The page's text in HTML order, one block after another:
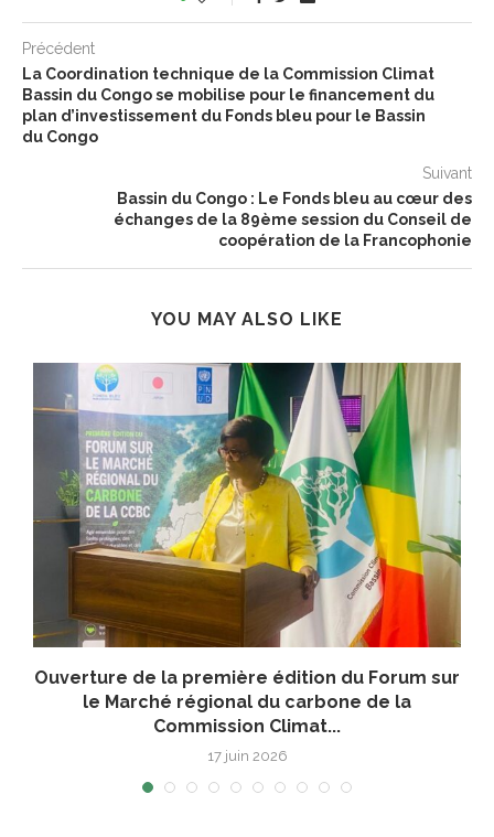
Précédent
La Coordination technique de la Commission Climat
Bassin du Congo se mobilise pour le financement du
plan d’investissement du Fonds bleu pour le Bassin
du Congo
Suivant
Bassin du Congo : Le Fonds bleu au cœur des
échanges de la 89ème session du Conseil de
coopération de la Francophonie
YOU MAY ALSO LIKE
Ouverture de la première édition du Forum sur
le Marché régional du carbone de la
Commission Climat...
17 juin 2026